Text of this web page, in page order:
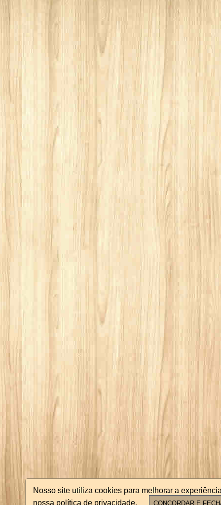
Nosso site utiliza cookies para melhorar a
nossa política de privacidade.